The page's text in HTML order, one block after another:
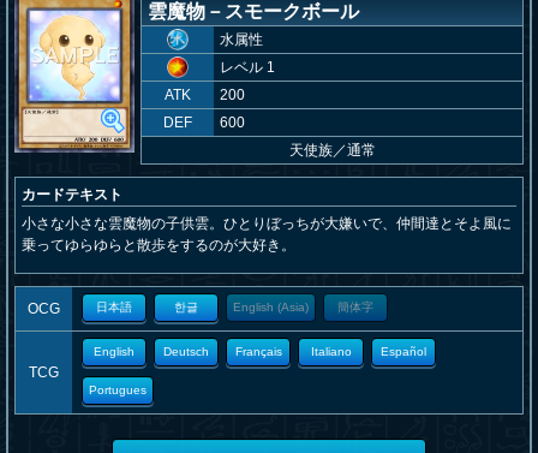
雲魔物－スモークボール
水属性
レベル 1
ATK
200
DEF
600
天使族／通常
カードテキスト
小さな小さな雲魔物の子供雲。ひとりぼっちが大嫌いで、仲間達とそよ風に
乗ってゆらゆらと散歩をするのが大好き。
OCG 日本語 한글 English (Asia) 簡体字
TCG
English Deutsch Français Italiano Español
Portugues